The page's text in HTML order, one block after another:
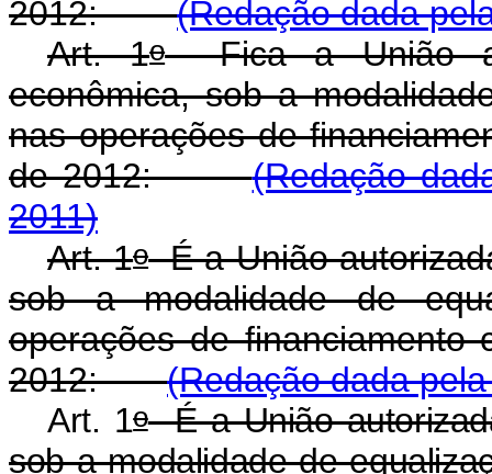
2012:(Redação dada
Art. 1oFica a União
econômica, sob a
nas operações de
de 2012:(Redação
2011)
Art. 1oÉ a União
sob a modalidade de
operações de financiamento
2012:(Redação dada
Art. 1oÉ a União
sob a modalidade de